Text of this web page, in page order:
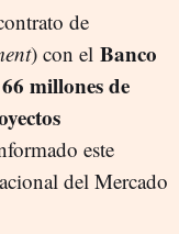
de
) con el Banco
millones de
este
del Mercado